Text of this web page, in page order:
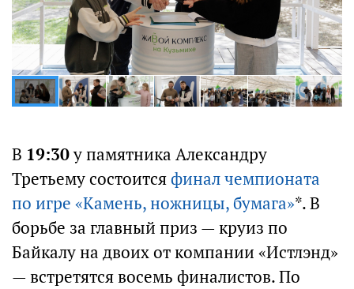
В 19:30у памятника Александру
Третьему состоитсяфинал чемпионата
по игре «Камень, ножницы, бумага»*. В
борьбе за главный приз — круиз по
Байкалу на двоих от компании «Истлэнд»
— встретятся восемь финалистов. По